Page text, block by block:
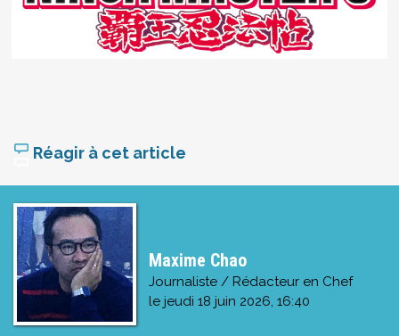
Réagir à cet article
Maxime Chao
Journaliste / Rédacteur en Chef
le jeudi 18 juin 2026, 16:40